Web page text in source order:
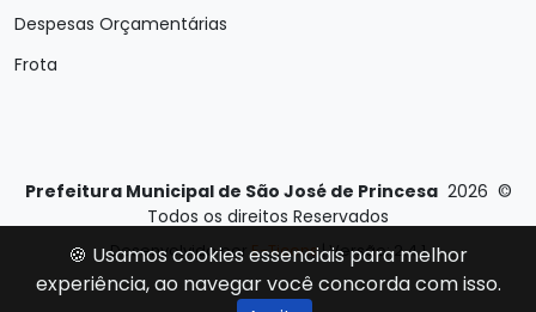
Despesas Orçamentárias
Frota
Prefeitura Municipal de São José de Princesa 2026 ©
Todos os direitos Reservados
Desenvolvido porE-Ticons| Versão: 2.4.1
🍪 Usamos cookies essenciais para melhor
experiência, ao navegar você concorda com isso.